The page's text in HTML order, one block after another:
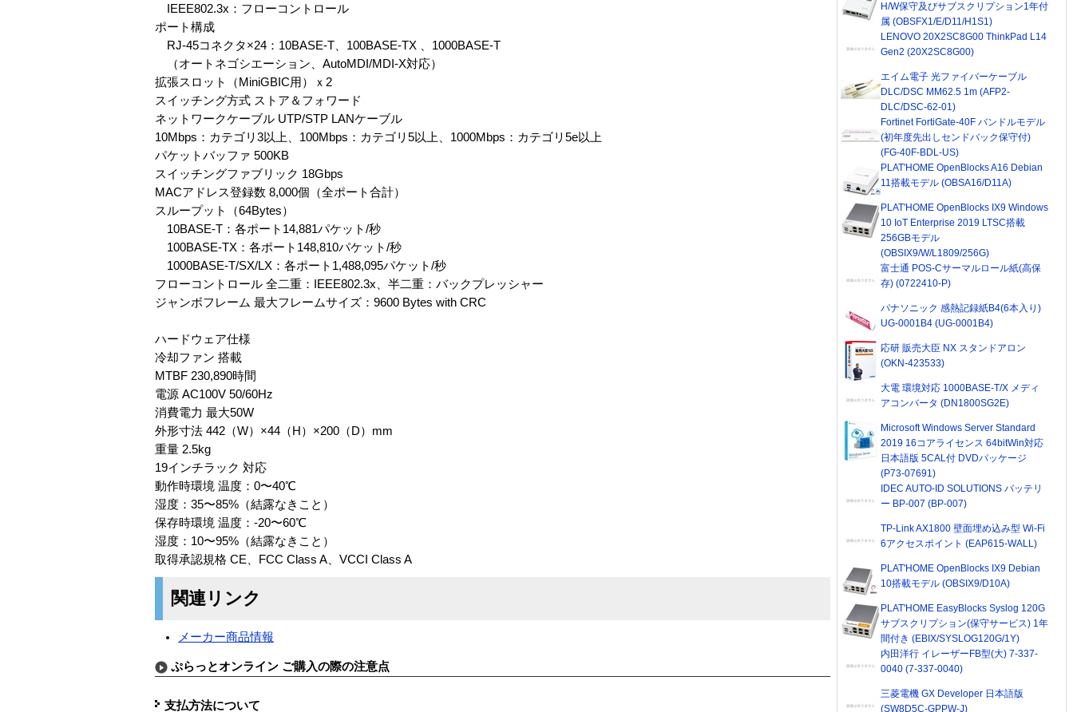
IEEE802.3x：フローコントロール
ポート構成
RJ-45コネクタ×24：10BASE-T、100BASE-TX 、1000BASE-T
（オートネゴシエーション、AutoMDI/MDI-X対応）
拡張スロット（MiniGBIC用）ｘ2
スイッチング方式 ストア＆フォワード
ネットワークケーブル UTP/STP LANケーブル
10Mbps：カテゴリ3以上、100Mbps：カテゴリ5以上、1000Mbps：カテゴリ5e以上
パケットバッファ 500KB
スイッチングファブリック 18Gbps
MACアドレス登録数 8,000個（全ポート合計）
スループット（64Bytes）
10BASE-T：各ポート14,881パケット/秒
100BASE-TX：各ポート148,810パケット/秒
1000BASE-T/SX/LX：各ポート1,488,095パケット/秒
フローコントロール 全二重：IEEE802.3x、半二重：バックプレッシャー
ジャンボフレーム 最大フレームサイズ：9600 Bytes with CRC
ハードウェア仕様
冷却ファン 搭載
MTBF 230,890時間
電源 AC100V 50/60Hz
消費電力 最大50W
外形寸法 442（W）×44（H）×200（D）mm
重量 2.5kg
19インチラック 対応
動作時環境 温度：0〜40℃
湿度：35〜85%（結露なきこと）
保存時環境 温度：-20〜60℃
湿度：10〜95%（結露なきこと）
取得承認規格 CE、FCC Class A、VCCI Class A
関連リンク
メーカー商品情報
ぷらっとオンライン ご購入の際の注意点
支払方法について
H/W保守及びサブスクリプション1年付
属 (OBSFX1/E/D11/H1S1)
LENOVO 20X2SC8G00 ThinkPad L14
Gen2 (20X2SC8G00)
エイム電子 光ファイバーケーブル
DLC/DSC MM62.5 1m (AFP2-
DLC/DSC-62-01)
Fortinet FortiGate-40F バンドルモデル
(初年度先出しセンドバック保守付)
(FG-40F-BDL-US)
PLAT'HOME OpenBlocks A16 Debian
11搭載モデル (OBSA16/D11A)
PLAT'HOME OpenBlocks IX9 Windows
10 IoT Enterprise 2019 LTSC搭載
256GBモデル
(OBSIX9/W/L1809/256G)
富士通 POS-Cサーマルロール紙(高保
存) (0722410-P)
パナソニック 感熱記録紙B4(6本入り)
UG-0001B4 (UG-0001B4)
応研 販売大臣 NX スタンドアロン
(OKN-423533)
大電 環境対応 1000BASE-T/X メディ
アコンバータ (DN1800SG2E)
Microsoft Windows Server Standard
2019 16コアライセンス 64bitWin対応
日本語版 5CAL付 DVDパッケージ
(P73-07691)
IDEC AUTO-ID SOLUTIONS バッテリ
ー BP-007 (BP-007)
TP-Link AX1800 壁面埋め込み型 Wi-Fi
6アクセスポイント (EAP615-WALL)
PLAT'HOME OpenBlocks IX9 Debian
10搭載モデル (OBSIX9/D10A)
PLAT'HOME EasyBlocks Syslog 120G
サブスクリプション(保守サービス) 1年
間付き (EBIX/SYSLOG120G/1Y)
内田洋行 イレーザーFB型(大) 7-337-
0040 (7-337-0040)
三菱電機 GX Developer 日本語版
(SW8D5C-GPPW-J)